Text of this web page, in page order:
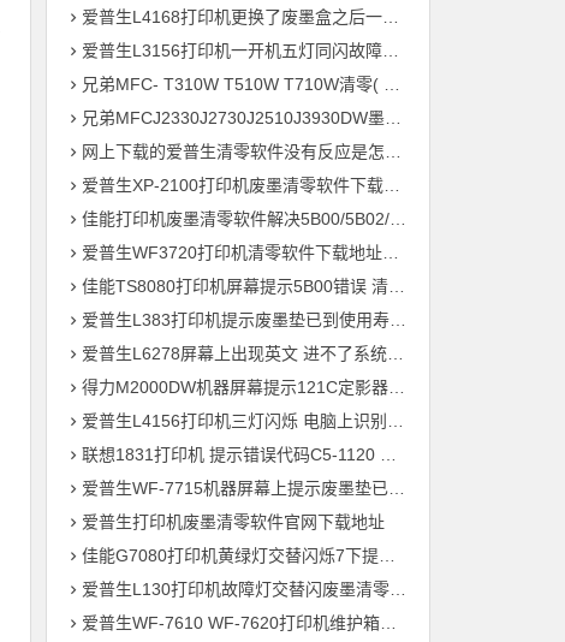
爱普生L4168打印机更换了废墨盒之后一开机提示202604故障代码维修
爱普生L3156打印机一开机五灯同闪故障远程维修
兄弟MFC- T310W T510W T710W清零( 墨水回收盒已满，将满或设备故障46 )
兄弟MFCJ2330J2730J2510J3930DW墨水国收盒已满清零教程
网上下载的爱普生清零软件没有反应是怎么回事 ?
爱普生XP-2100打印机废墨清零软件下载及使用方法
佳能打印机废墨清零软件解决5B00/5B02/1700故障
爱普生WF3720打印机清零软件下载地址大全
佳能TS8080打印机屏幕提示5B00错误 清零快速解决问题
爱普生L383打印机提示废墨垫已到使用寿命通过清零快速解决问题
爱普生L6278屏幕上出现英文 进不了系统 刷固件快速解决问题
得力M2000DW机器屏幕提示121C定影器错误 快速解决方法
爱普生L4156打印机三灯闪烁 电脑上识别ET-2700型号 刷固件快速解决问题
联想1831打印机 提示错误代码C5-1120 C6-1120提示更换新的转印带装置 定影组件装置 快速解决方案
爱普生WF-7715机器屏幕上提示废墨垫已到使用寿命用软件清零快速解决问题
爱普生打印机废墨清零软件官网下载地址
佳能G7080打印机黄绿灯交替闪烁7下提示5B00废墨清零教程
爱普生L130打印机故障灯交替闪废墨清零软件下载方法教程
爱普生WF-7610 WF-7620打印机维护箱寿命清零不识别墨盒远程刷机